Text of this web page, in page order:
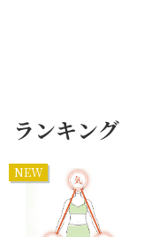
ランキング
NEW